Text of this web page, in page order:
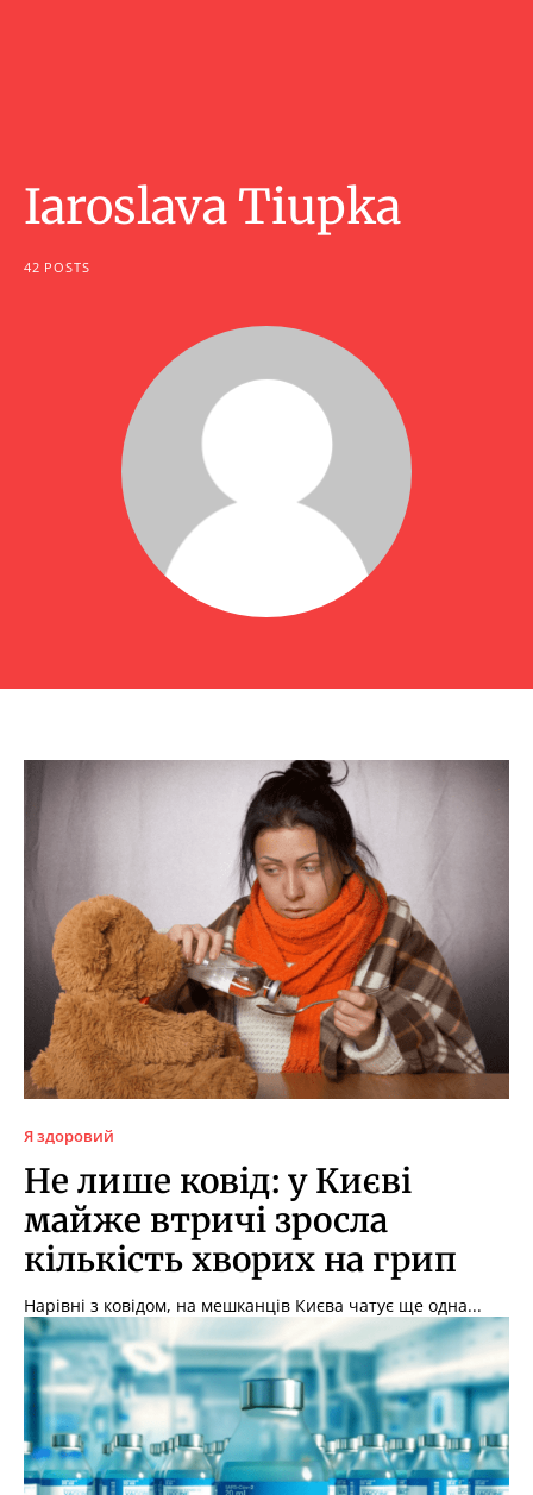
Iaroslava Tiupka
42 POSTS
Я здоровий
Не лише ковід: у Києві
майже втричі зросла
кількість хворих на грип
Нарівні з ковідом, на мешканців Києва чатує ще одна...